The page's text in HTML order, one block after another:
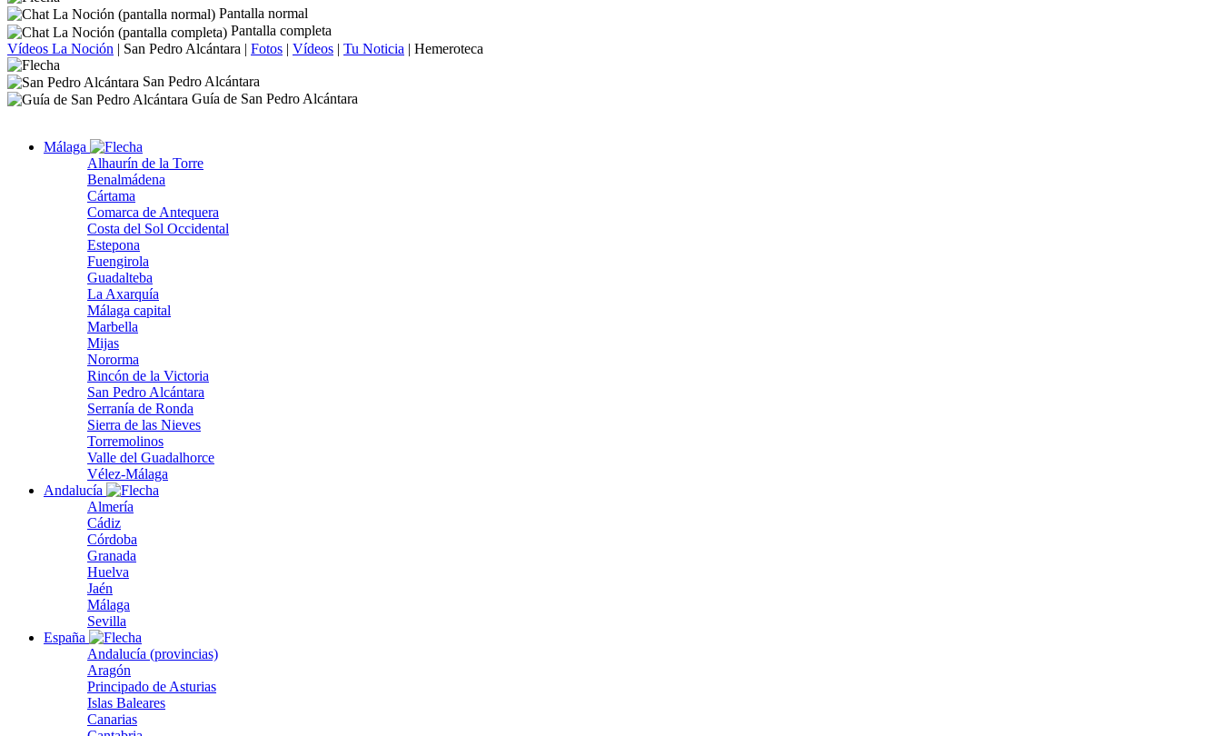
Pantalla normal
Pantalla completa
Vídeos La Noción | San Pedro Alcántara | Fotos | Vídeos | Tu Noticia | Hemeroteca
San Pedro Alcántara
Guía de San Pedro Alcántara
Málaga
Alhaurín de la Torre
Benalmádena
Cártama
Comarca de Antequera
Costa del Sol Occidental
Estepona
Fuengirola
Guadalteba
La Axarquía
Málaga capital
Marbella
Mijas
Nororma
Rincón de la Victoria
San Pedro Alcántara
Serranía de Ronda
Sierra de las Nieves
Torremolinos
Valle del Guadalhorce
Vélez-Málaga
Andalucía
Almería
Cádiz
Córdoba
Granada
Huelva
Jaén
Málaga
Sevilla
España
Andalucía (provincias)
Aragón
Principado de Asturias
Islas Baleares
Canarias